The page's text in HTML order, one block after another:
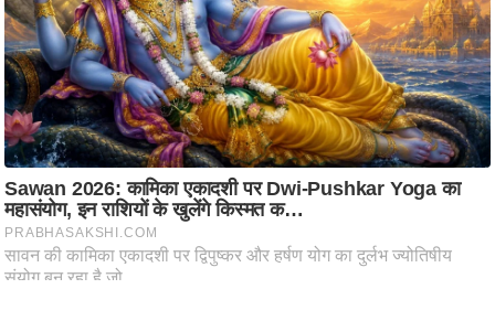
मा
/
ध
र्म
स्थ
ल
व्र
त
त्यो
हा